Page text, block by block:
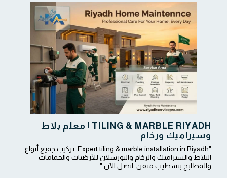
TILING & MARBLE RIYADH | معلم بلاط
وسيراميك ورخام
"Expert tiling & marble installation in Riyadh. تركيب جميع أنواع
البلاط والسيراميك والرخام والبورسلان للأرضيات والحمامات
والمطابخ بتشطيب متقن. اتصل الآن."